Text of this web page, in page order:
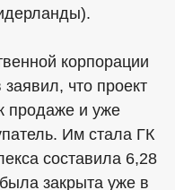
корпорации
что проект
продаже и уже
Им стала ГК
составила 6,28
закрыта уже в